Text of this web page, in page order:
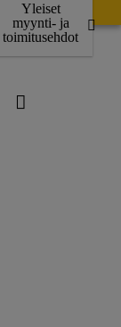
Yleiset
myynti- ja
toimitusehdot